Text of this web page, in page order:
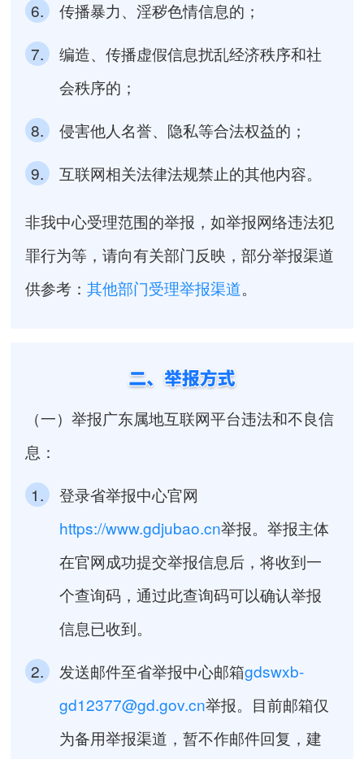
6.
传播暴力、淫秽色情信息的；
7.
编造、传播虚假信息扰乱经济秩序和社
会秩序的；
8.
侵害他人名誉、隐私等合法权益的；
9.
互联网相关法律法规禁止的其他内容。
非我中心受理范围的举报，如举报网络违法犯
罪行为等，请向有关部门反映，部分举报渠道
供参考：其他部门受理举报渠道。
（一）举报广东属地互联网平台违法和不良信
息：
1.
登录省举报中心官网
https://www.gdjubao.cn举报。举报主体
在官网成功提交举报信息后，将收到一
个查询码，通过此查询码可以确认举报
信息已收到。
2.
发送邮件至省举报中心邮箱gdswxb-
gd12377@gd.gov.cn举报。目前邮箱仅
为备用举报渠道，暂不作邮件回复，建